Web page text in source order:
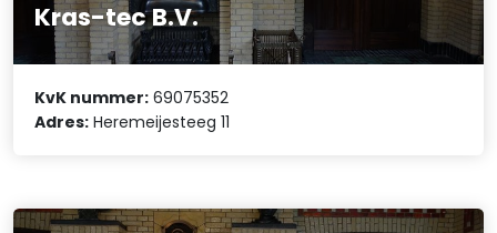
Kras-tec B.V.
KvK nummer: 69075352
Adres: Heremeijesteeg 11